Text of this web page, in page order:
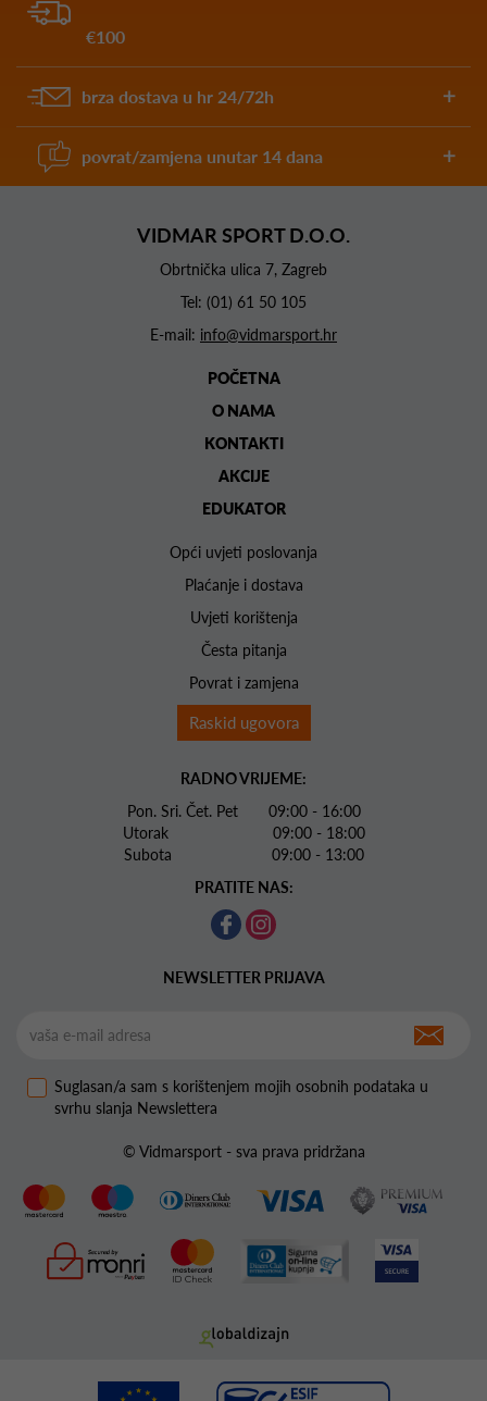
€100
brza dostava u hr 24/72h
povrat/zamjena unutar 14 dana
VIDMAR SPORT D.O.O.
Obrtnička ulica 7, Zagreb
Tel: (01) 61 50 105
E-mail: info@vidmarsport.hr
POČETNA
O NAMA
KONTAKTI
AKCIJE
EDUKATOR
Opći uvjeti poslovanja
Plaćanje i dostava
Uvjeti korištenja
Česta pitanja
Povrat i zamjena
Raskid ugovora
RADNO VRIJEME:
Pon. Sri. Čet. Pet 09:00 - 16:00
Utorak 09:00 - 18:00
Subota 09:00 - 13:00
PRATITE NAS:
NEWSLETTER PRIJAVA
Suglasan/a sam s korištenjem mojih osobnih podataka u
svrhu slanja Newslettera
© Vidmarsport - sva prava pridržana